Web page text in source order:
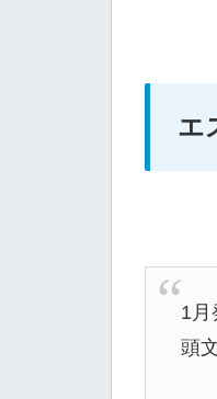
エ
1月
頭